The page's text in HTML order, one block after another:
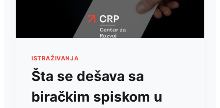
ISTRAŽIVANJA
Šta se dešava sa
biračkim spiskom u